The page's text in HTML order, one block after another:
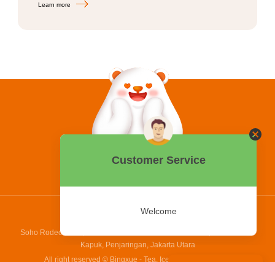
Learn more
0858 2015 9999
Soho Rodeo Drive, No. 5 - 6 Jl. Laksamana Yos Sudarso, Pantai Indah
Kapuk, Penjaringan, Jakarta Utara
All right reserved © Bingxue - Tea, Ice cream and Coffee